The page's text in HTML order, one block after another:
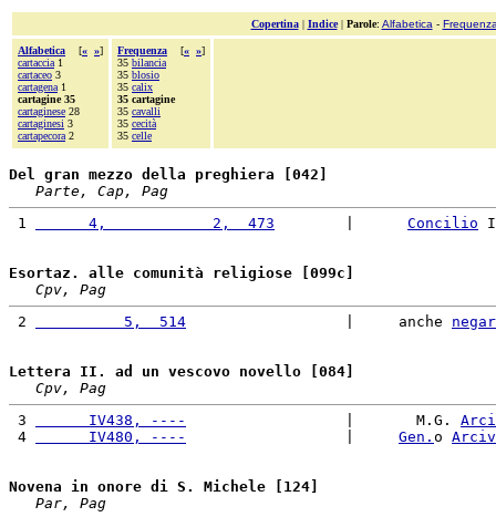
Copertina| Indice| Parole: Alfabetica -
Alfabetica [« »]
cartaccia 1
cartaceo 3
cartagena 1
cartagine 35
cartaginese 28
cartaginesi 3
cartapecora 2
Frequenza [« »]
35 bilancia
35 blosio
35 calix
35 cartagine
35 cavalli
35 cecità
35 celle
Del gran mezzo della preghiera [042]
Parte, Cap, Pag
1
      4,            2,  473
Concilio
Esortaz. alle comunità religiose [099c]
Cpv, Pag
2
          5,  514
                  |     anche
Lettera II. ad un vescovo novello [084]
Cpv, Pag
3
      IV438, ----
                  |       M.G.
4
      IV480, ----
Gen. o Arciv
Novena in onore di S. Michele [124]
Par, Pag